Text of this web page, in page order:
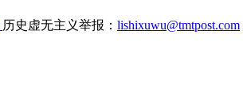
历史虚无主义举报： lishixuwu@tmtpost.com